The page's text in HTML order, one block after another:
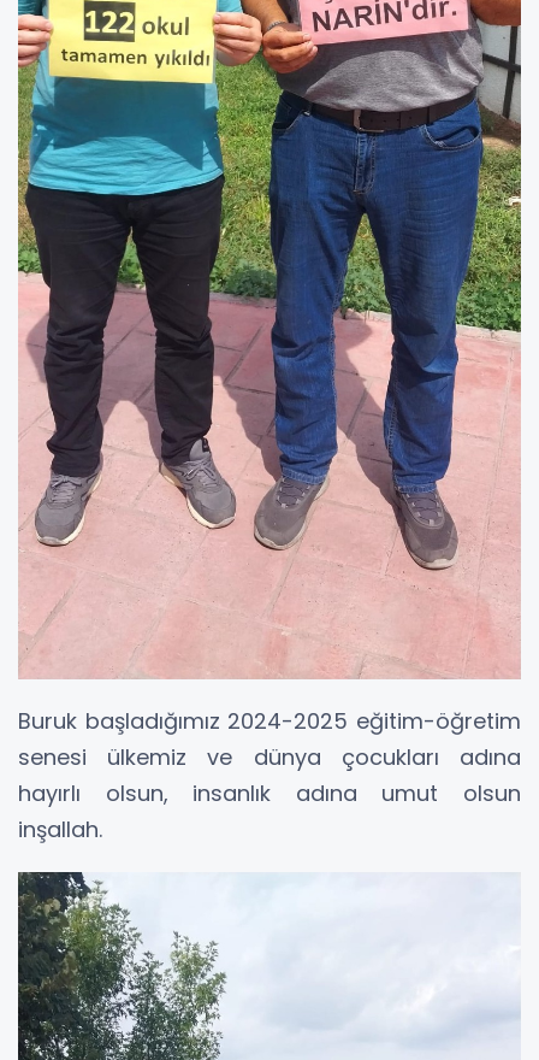
Buruk başladığımız 2024-2025 eğitim-öğretim
senesi ülkemiz ve dünya çocukları adına
hayırlı olsun, insanlık adına umut olsun
inşallah.